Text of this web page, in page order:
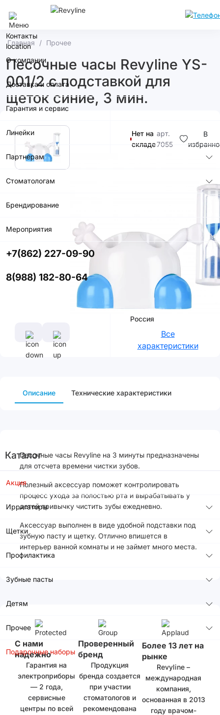
Контакты
О компании
Доставка и оплата
Гарантия и сервис
Линейки
Партнерам
Стоматологам
Брендирование
Мероприятия
+7(862) 227-09-90
8(988) 182-80-64
Каталог
Акция
Ирригаторы
Щетки
Профилактика
Зубные пасты
Детям
Прочее
Подарочные наборы
Главная Прочее
Песочные часы Revyline YS-
001/2 с подставкой для
щеток синие, 3 мин.
Нет на
складе
арт.
7055
В
со скидкой
Характеристики
Производитель
Россия
Все
характеристики
Описание Технические характеристики
Песочные часы Revyline на 3 минуты предназначены
для отсчета времени чистки зубов.
Полезный аксессуар поможет контролировать
процесс ухода за полостью рта и вырабатывать у
детей привычку чистить зубы ежедневно.
Аксессуар выполнен в виде удобной подставки под
зубную пасту и щетку. Отлично впишется в
интерьер ванной комнаты и не займет много места.
С нами
надежно
Гарантия на
электроприборы
— 2 года,
сервисные
центры по всей
Проверенный
бренд
Продукция
бренда создается
при участии
стоматологов и
рекомендована
Более 13 лет на
рынке
Revyline –
международная
компания,
основанная в 2013
году врачом-